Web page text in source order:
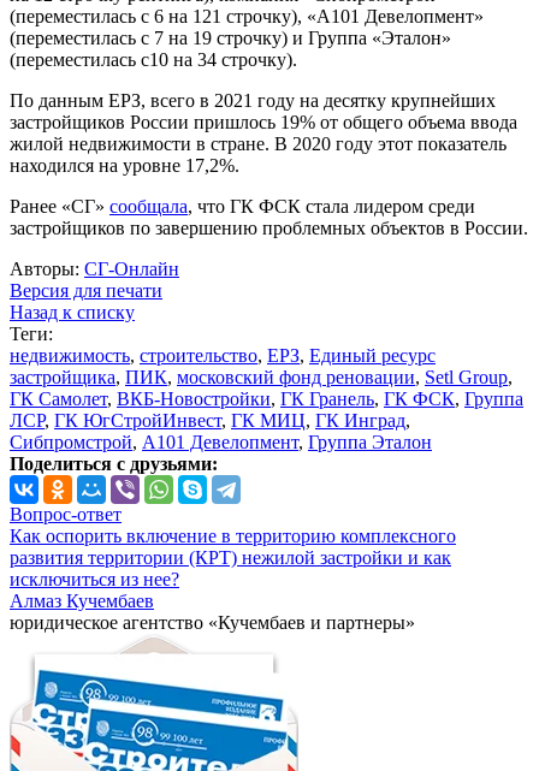
(переместилась с 6 на 121 строчку), «А101 Девелопмент»
(переместилась с 7 на 19 строчку) и Группа «Эталон»
(переместилась с10 на 34 строчку).
По данным ЕРЗ, всего в 2021 году на десятку крупнейших
застройщиков России пришлось 19% от общего объема ввода
жилой недвижимости в стране. В 2020 году этот показатель
находился на уровне 17,2%.
Ранее «СГ» сообщала, что ГК ФСК стала лидером среди
застройщиков по завершению проблемных объектов в России.
Авторы: СГ-Онлайн
Версия для печати
Назад к списку
Теги:
недвижимость, строительство, ЕРЗ, Единый ресурс
застройщика, ПИК, московский фонд реновации, Setl Group,
ГК Самолет, ВКБ‑Новостройки, ГК Гранель, ГК ФСК, Группа
ЛСР, ГК ЮгСтройИнвест, ГК МИЦ, ГК Инград,
Сибпромстрой, А101 Девелопмент, Группа Эталон
Поделиться с друзьями:
Вопрос-ответ
Как оспорить включение в территорию комплексного
развития территории (КРТ) нежилой застройки и как
исключиться из нее?
Алмаз Кучембаев
юридическое агентство «Кучембаев и партнеры»